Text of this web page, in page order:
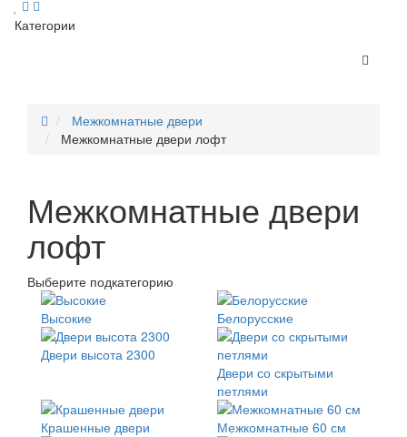
Категории
Межкомнатные двери
Межкомнатные двери лофт
Межкомнатные двери
лофт
Выберите подкатегорию
Высокие
Белорусские
Двери высота 2300
Двери со скрытыми
петлями
Крашенные двери
Межкомнатные 60 см